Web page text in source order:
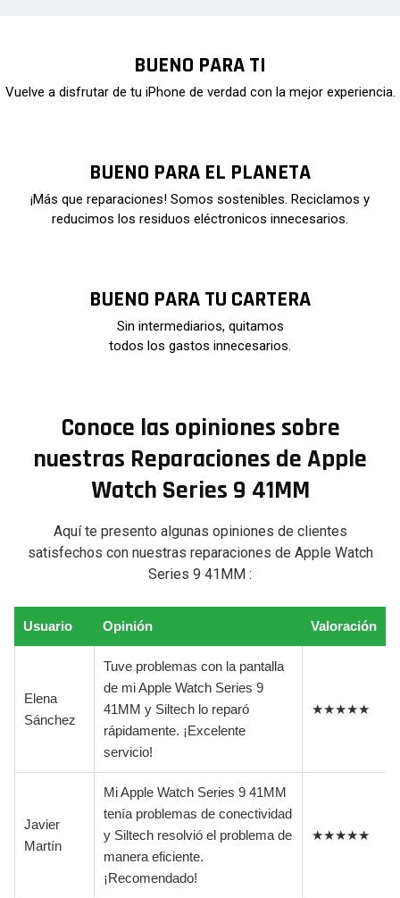
BUENO PARA TI
Vuelve a disfrutar de tu iPhone de verdad con la mejor experiencia.
BUENO PARA EL PLANETA
¡Más que reparaciones! Somos sostenibles. Reciclamos y
reducimos los residuos eléctronicos innecesarios.
BUENO PARA TU CARTERA
Sin intermediarios, quitamos
todos los gastos innecesarios.
Conoce las opiniones sobre
nuestras Reparaciones de Apple
Watch Series 9 41MM
Aquí te presento algunas opiniones de clientes
satisfechos con nuestras reparaciones de Apple Watch
Series 9 41MM :
Usuario Opinión Valoración
Elena
Sánchez
Tuve problemas con la pantalla
de mi Apple Watch Series 9
41MM y Siltech lo reparó
rápidamente. ¡Excelente
servicio!
★★★★★
Javier
Martín
Mi Apple Watch Series 9 41MM
tenía problemas de conectividad
y Siltech resolvió el problema de
manera eficiente.
¡Recomendado!
★★★★★